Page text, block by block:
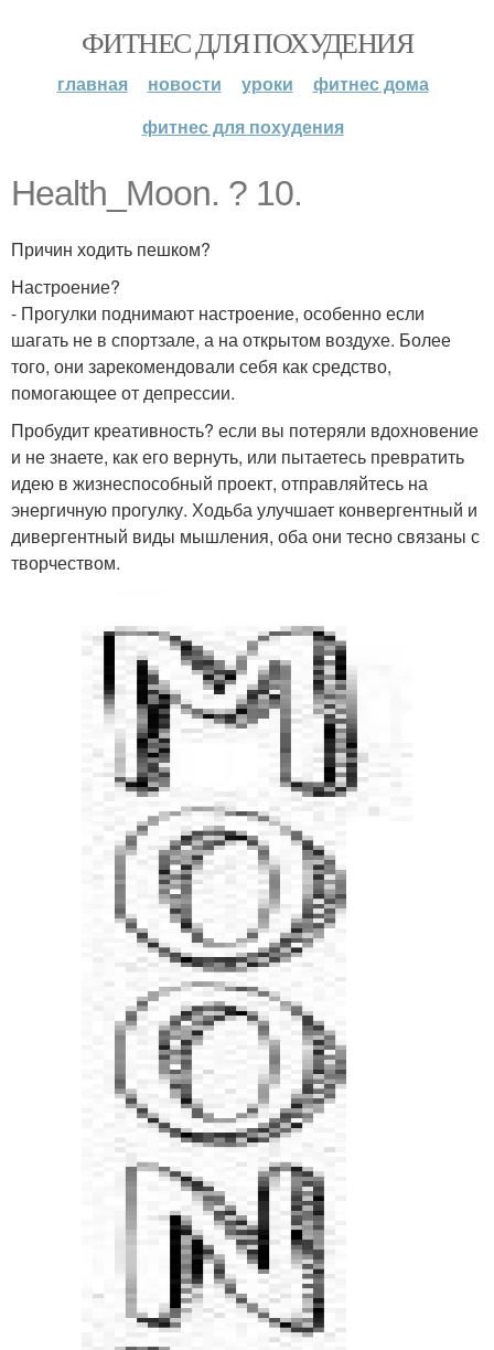
ФИТНЕС ДЛЯ ПОХУДЕНИЯ
главная новости уроки
фитнес дома
фитнес для похудения
Health_Moon. ? 10.
Причин ходить пешком?
Настроение?
- Прогулки поднимают настроение, особенно если
шагать не в спортзале, а на открытом воздухе. Более
того, они зарекомендовали себя как средство,
помогающее от депрессии.
Пробудит креативность? если вы потеряли вдохновение
и не знаете, как его вернуть, или пытаетесь превратить
идею в жизнеспособный проект, отправляйтесь на
энергичную прогулку. Ходьба улучшает конвергентный и
дивергентный виды мышления, оба они тесно связаны с
творчеством.